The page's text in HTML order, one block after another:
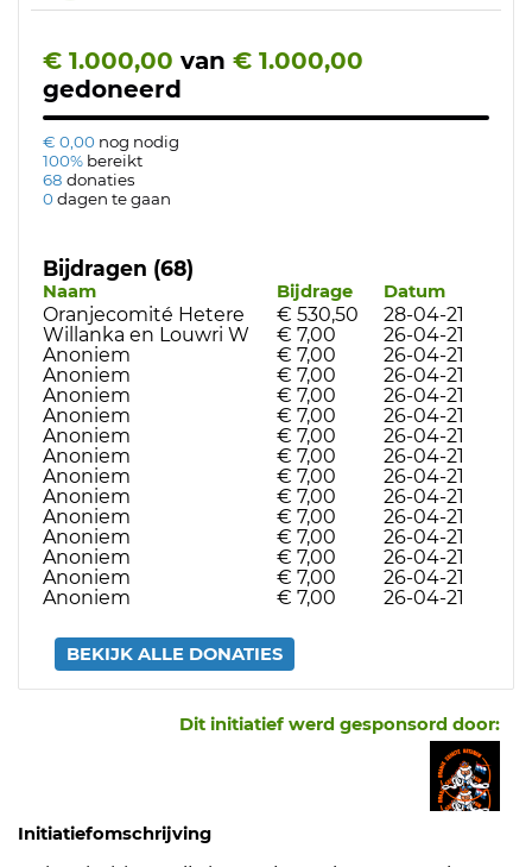
€ 1.000,00 van € 1.000,00
gedoneerd
€ 0,00 nog nodig
100% bereikt
68 donaties
0dagen te gaan
Bijdragen (68)
Naam Bijdrage Datum
Oranjecomité Hetere € 530,50
28-04-21
Willanka en Louwri W
€ 7,00
26-04-21
Anoniem
€ 7,00
26-04-21
Anoniem
€ 7,00
26-04-21
Anoniem
€ 7,00
26-04-21
Anoniem
€ 7,00
26-04-21
Anoniem
€ 7,00
26-04-21
Anoniem
€ 7,00
26-04-21
Anoniem
€ 7,00
26-04-21
Anoniem
€ 7,00
26-04-21
Anoniem
€ 7,00
26-04-21
Anoniem
€ 7,00
26-04-21
Anoniem
€ 7,00
26-04-21
Anoniem
€ 7,00
26-04-21
Anoniem
€ 7,00 26-04-21
BEKIJK ALLE DONATIES
Dit initiatief werd gesponsord door:
Initiatiefomschrijving